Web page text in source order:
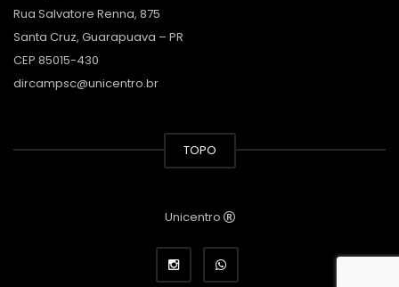
Rua Salvatore Renna, 875
Santa Cruz, Guarapuava – PR
CEP 85015-430
dircampsc@unicentro.br
TOPO
Unicentro